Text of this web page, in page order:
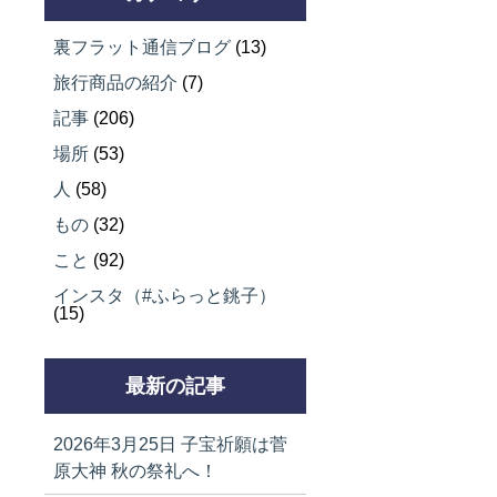
裏フラット通信ブログ (13)
旅行商品の紹介 (7)
記事 (206)
場所 (53)
人 (58)
もの (32)
こと (92)
インスタ（#ふらっと銚子）
(15)
最新の記事
2026年3月25日 子宝祈願は菅
原大神 秋の祭礼へ！